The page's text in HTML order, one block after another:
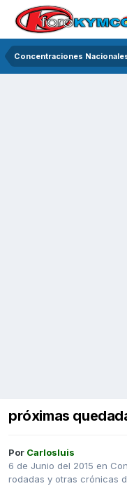
próximas
Por Carlosluis
6 de Junio del 2015 en
rodadas y otras crónicas